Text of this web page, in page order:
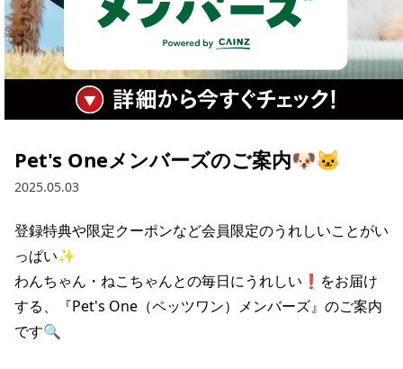
Pet's Oneメンバーズのご案内🐶🐱
2025.05.03
登録特典や限定クーポンなど会員限定のうれしいことがい
っぱい✨
わんちゃん・ねこちゃんとの毎日にうれしい❗をお届け
する、『Pet's One（ペッツワン）メンバーズ』のご案内
です🔍